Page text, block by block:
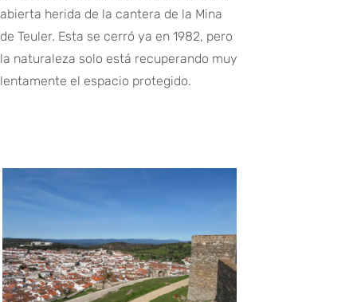
abierta herida de la cantera de la Mina
de Teuler. Esta se cerró ya en 1982, pero
la naturaleza solo está recuperando muy
lentamente el espacio protegido.